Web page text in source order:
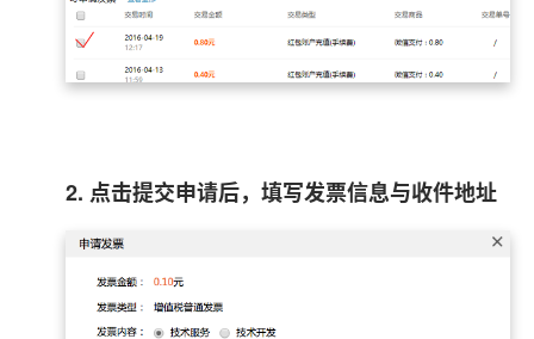
2. 点击提交申请后，填写发票信息与收件地址